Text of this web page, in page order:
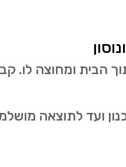
ומחוצה לו.
ועד לתוצאה